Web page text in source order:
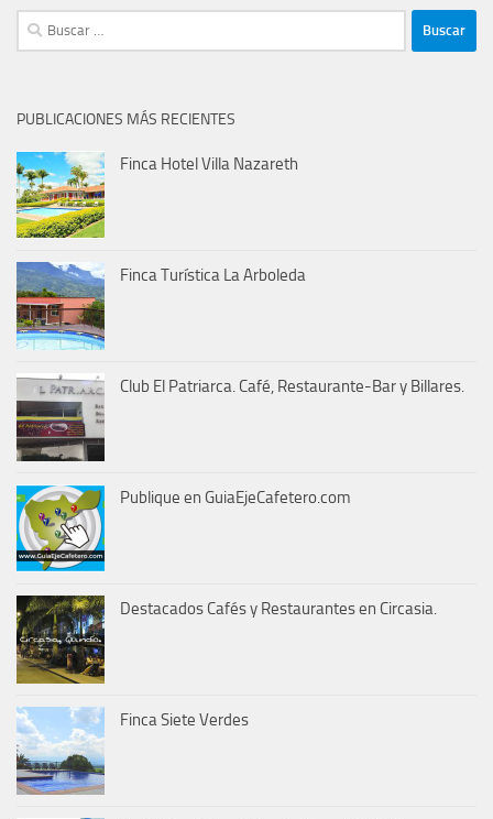
Buscar:
PUBLICACIONES MÁS RECIENTES
Finca Hotel Villa Nazareth
Finca Turística La Arboleda
Club El Patriarca. Café, Restaurante-Bar y Billares.
Publique en GuiaEjeCafetero.com
Destacados Cafés y Restaurantes en Circasia.
Finca Siete Verdes